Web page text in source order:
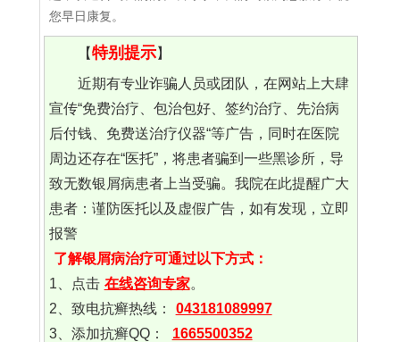
您早日康复。
【特别提示】
近期有专业诈骗人员或团队，在网站上大肆
宣传“免费治疗、包治包好、签约治疗、先治病
后付钱、免费送治疗仪器“等广告，同时在医院
周边还存在“医托”，将患者骗到一些黑诊所，导
致无数银屑病患者上当受骗。我院在此提醒广大
患者：谨防医托以及虚假广告，如有发现，立即
报警
了解银屑病治疗可通过以下方式：
1、点击 在线咨询专家。
2、致电抗癣热线：
043181089997
3、添加抗癣QQ：
1665500352